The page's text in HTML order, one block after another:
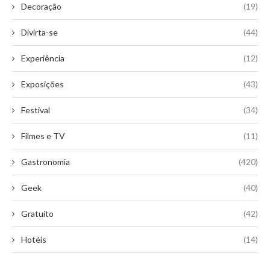
Decoração (19)
Divirta-se (44)
Experiência (12)
Exposições (43)
Festival (34)
Filmes e TV (11)
Gastronomia (420)
Geek (40)
Gratuito (42)
Hotéis (14)